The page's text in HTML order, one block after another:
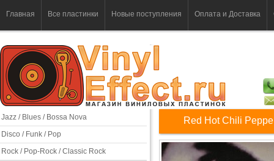
Главная Все пластинки Новые поступления Оплата и Доставка
Jazz / Blues / Bossa Nova
Disco / Funk / Pop
Rock / Pop-Rock / Classic Rock
Red Hot Chili